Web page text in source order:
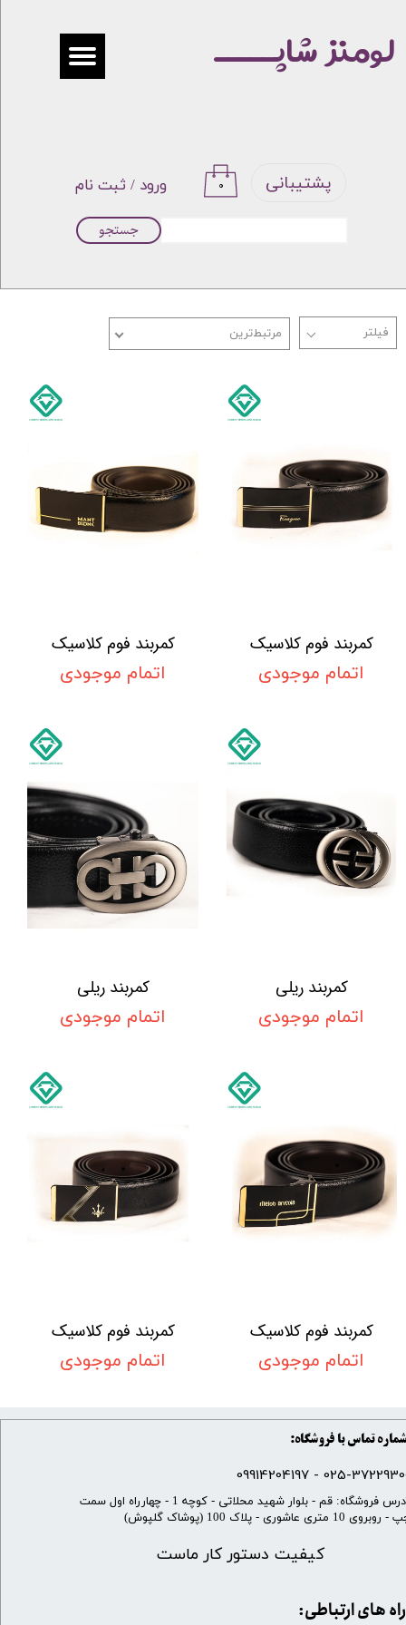
ورود / ثبت نام
حساب کاربری من
۰ پشتیبانی
جستجو
لومنز شاپـــــ
مرتبط‌ترین
کمربند فوم کلاسیک
اتمام موجودی
کمربند فوم کلاسیک
اتمام موجودی
کمربند ریلی
اتمام موجودی
کمربند ریلی
اتمام موجودی
کمربند فوم کلاسیک
اتمام موجودی
کمربند فوم کلاسیک
اتمام موجودی
شماره تماس با فروشگاه:
025-37229300 -
کیفیت دستور کار ماست
​آدرس فروشگاه: قم - بلوار شهید محلاتی - کوچه 1 - چهارراه اول سمت
10 متری عاشوری - پلاک 100 (پوشاک گلپوش)
​​راه های ارتباطی: